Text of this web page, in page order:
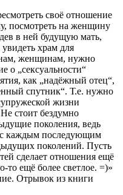
своё отношение
посмотреть на женщину
в ней будущую мать,
храм для
женщинам, нужно
о „сексуальности“
как „надёжный отец“,
спутник“. Т.е. нужно
жизни
стоит бездумно
поколения, ведь
с каждым последующим
поколений. Пусть
сделает отношения ещё
ещё более светлое. =)»
Отрывок из книги